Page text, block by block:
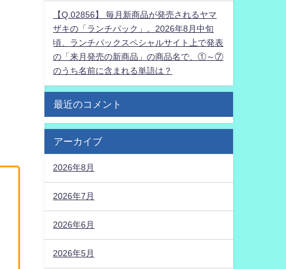
【Q.02856】 毎月新商品が発売されるヤマ
ザキの「ランチパック」。2026年8月中旬
頃、ランチパックスペシャルサイト上で発表
の「来月発売の新商品」の商品名で、①～⑦
のうち名前に含まれる単語は？
最近のコメント
アーカイブ
2026年8月
2026年7月
2026年6月
2026年5月